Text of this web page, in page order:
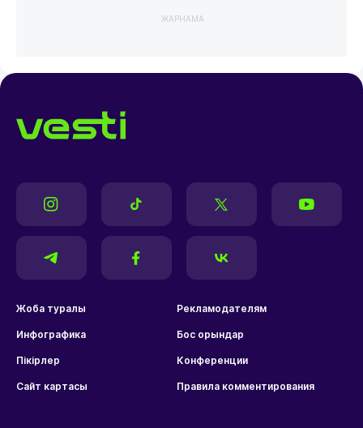
ЖАРНАМА
Жоба туралы Рекламодателям
Инфографика Бос орындар
Пікірлер Конференции
Сайт картасы Правила комментирования